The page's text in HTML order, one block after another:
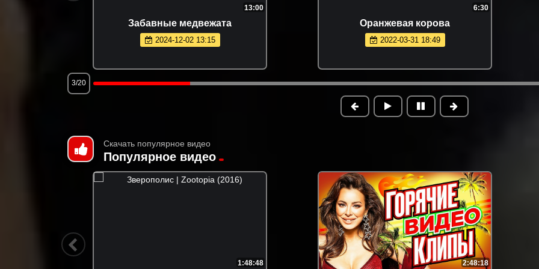
13:00
Забавные медвежата
2024-12-02 13:15
6:30
Оранжевая корова
2022-03-31 18:49
3/20
Скачать популярное видео
Популярное видео
1:48:48 2:48:18